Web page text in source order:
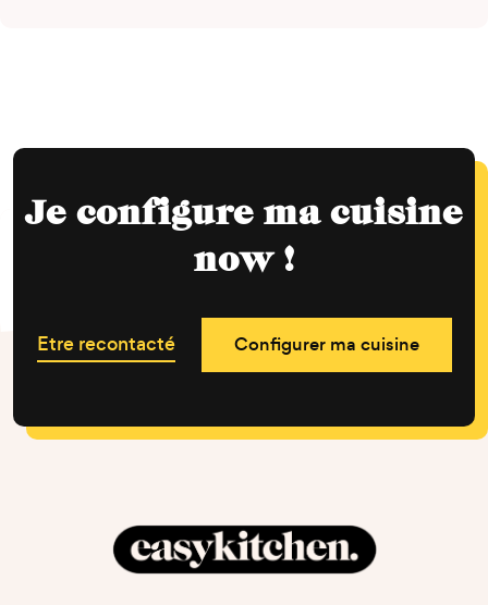
Je configure ma cuisine
now !
Etre recontacté Configurer ma cuisine